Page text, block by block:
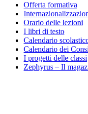
Offerta formativa
Orario delle lezioni
I libri di testo
Calendario
Calendario dei
I progetti delle classi
Zephyrus – Il